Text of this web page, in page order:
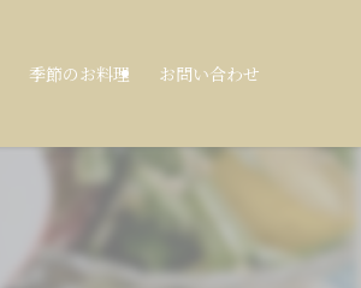
季節のお料理 お問い合わせ